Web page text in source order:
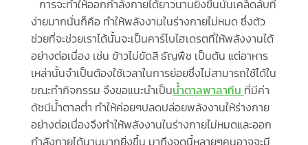
การจะทำให้ออกกำลังกายได้ยาวนานยิ่งขึ้นนั้นเคล็ดลับที่
ง่ายมากนั่นก็คือ ทำให้พลังงานในร่างกายไม่หมด ซึ่งตัว
ช่วยที่จะช่วยเราได้นั้นจะเป็นคาร์โบไฮเดรตที่ให้พลังงานได้
อย่างต่อเนื่อง เช่น ข้าวไม่ขัดสี ธัญพืช เป็นต้น แต่อาหาร
เหล่านั้นจำเป็นต้องใช้เวลาในการย่อยซึ่งไม่สามารถใช้ได้ใน
ขณะทำกิจกรรม จึงขอแนะนำเป็นน้ำตาลพาลาทีน ที่มีค่า
ดัชนีน้ำตาลต่ำ ทำให้ค่อยๆปลดปล่อยพลังงานให้ร่างกาย
อย่างต่อเนื่องจึงทำให้พลังงานในร่างกายไม่หมดและออก